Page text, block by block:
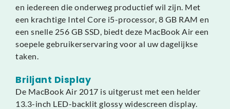
en iedereen die onderweg productief wil zijn. Met
een krachtige Intel Core i5-processor, 8 GB RAM en
een snelle 256 GB SSD, biedt deze MacBook Air een
soepele gebruikerservaring voor al uw dagelijkse
taken.
Briljant Display
De MacBook Air 2017 is uitgerust met een helder
13.3-inch LED-backlit glossy widescreen display.